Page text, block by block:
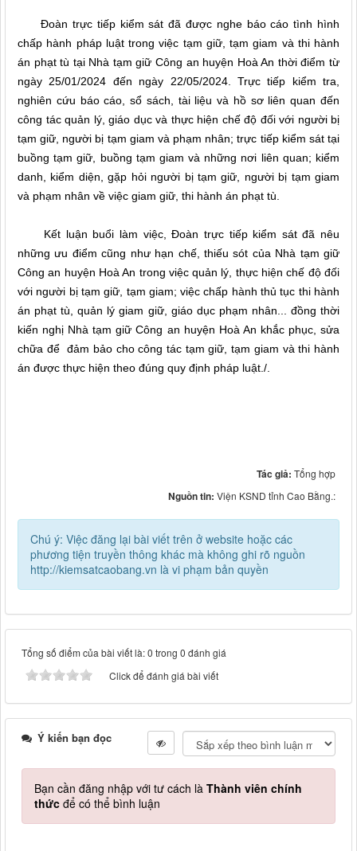
Đoàn trực tiếp kiểm sát đã được nghe báo cáo tình hình
chấp hành pháp luật trong việc tạm giữ, tạm giam và thi hành
án phạt tù tại Nhà tạm giữ Công an huyện Hoà An thời điểm từ
ngày 25/01/2024 đến ngày 22/05/2024. Trực tiếp kiểm tra,
nghiên cứu báo cáo, sổ sách, tài liệu và hồ sơ liên quan đến
công tác quản lý, giáo dục và thực hiện chế độ đối với người bị
tạm giữ, người bị tạm giam và phạm nhân; trực tiếp kiểm sát tại
buồng tạm giữ, buồng tạm giam và những nơi liên quan; kiểm
danh, kiểm diện, gặp hỏi người bị tạm giữ, người bị tạm giam
và phạm nhân về việc giam giữ, thi hành án phạt tù.
Kết luận buổi làm việc, Đoàn trực tiếp kiểm sát đã nêu
những ưu điểm cũng như hạn chế, thiếu sót của Nhà tạm giữ
Công an huyện Hoà An trong việc quản lý, thực hiện chế độ đối
với người bị tạm giữ, tạm giam; việc chấp hành thủ tục thi hành
án phạt tù, quản lý giam giữ, giáo dục phạm nhân... đồng thời
kiến nghị Nhà tạm giữ Công an huyện Hoà An khắc phục, sửa
chữa để đảm bảo cho công tác tạm giữ, tạm giam và thi hành
án được thực hiện theo đúng quy định pháp luật./.
Tác giả: Tổng hợp
Nguồn tin: Viện KSND tỉnh Cao Bằng.:
Chú ý: Việc đăng lại bài viết trên ở website hoặc các
phương tiện truyền thông khác mà không ghi rõ nguồn
http://kiemsatcaobang.vn là vi phạm bản quyền
Tổng số điểm của bài viết là: 0 trong 0 đánh giá
Click để đánh giá bài viết
Ý kiến bạn đọc
Bạn cần đăng nhập với tư cách là Thành viên chính
thức để có thể bình luận